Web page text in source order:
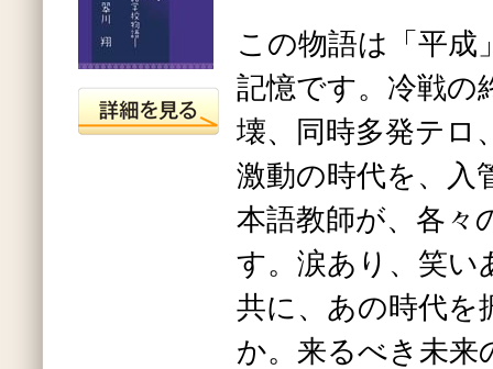
この物語は「平成
記憶です。冷戦の
壊、同時多発テロ
激動の時代を、入
本語教師が、各々
す。涙あり、笑い
共に、あの時代を
か。来るべき未来